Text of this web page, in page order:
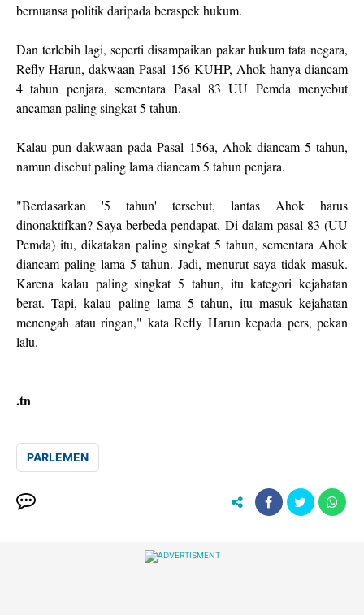
bernuansa politik daripada beraspek hukum.
Dan terlebih lagi, seperti disampaikan pakar hukum tata negara,
Refly Harun, dakwaan Pasal 156 KUHP, Ahok hanya diancam
4 tahun penjara, sementara Pasal 83 UU Pemda menyebut
ancaman paling singkat 5 tahun.
Kalau pun dakwaan pada Pasal 156a, Ahok diancam 5 tahun,
namun disebut paling lama diancam 5 tahun penjara.
"Berdasarkan '5 tahun' tersebut, lantas Ahok harus
dinonaktifkan? Saya berbeda pendapat. Di dalam pasal 83 (UU
Pemda) itu, dikatakan paling singkat 5 tahun, sementara Ahok
diancam paling lama 5 tahun. Jadi, menurut saya tidak masuk.
Karena kalau paling singkat 5 tahun, itu kategori kejahatan
berat. Tapi, kalau paling lama 5 tahun, itu masuk kejahatan
menengah atau ringan," kata Refly Harun kepada pers, pekan
lalu.
.tn
PARLEMEN